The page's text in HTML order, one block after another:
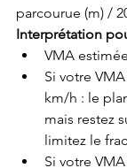
parcourue (m) /
Interprétation
VMA
Si votre
km/h : le
mais restez
limitez le
Si votre